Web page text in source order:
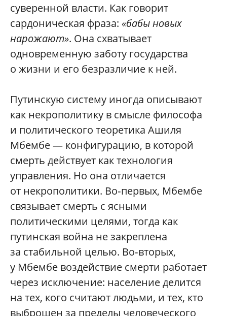
суверенной власти. Как говорит
сардоническая фраза: «бабы новых
нарожают». Она схватывает
одновременную заботу государства
о жизни и его безразличие к ней.
Путинскую систему иногда описывают
как некрополитику в смысле философа
и политического теоретика Ашиля
Мбембе — конфигурацию, в которой
смерть действует как технология
управления. Но она отличается
от некрополитики. Во‑первых, Мбембе
связывает смерть с ясными
политическими целями, тогда как
путинская война не закреплена
за стабильной целью. Во‑вторых,
у Мбембе воздействие смерти работает
через исключение: население делится
на тех, кого считают людьми, и тех, кто
выброшен за пределы человеческого